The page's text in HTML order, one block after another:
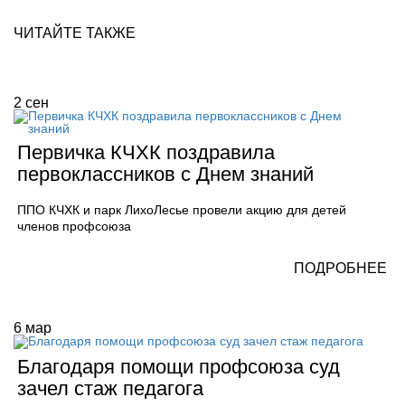
ЧИТАЙТЕ ТАКЖЕ
2 сен
Первичка КЧХК поздравила
первоклассников с Днем знаний
ППО КЧХК и парк ЛихоЛесье провели акцию для детей
членов профсоюза
ПОДРОБНЕЕ
6 мар
Благодаря помощи профсоюза суд
зачел стаж педагога